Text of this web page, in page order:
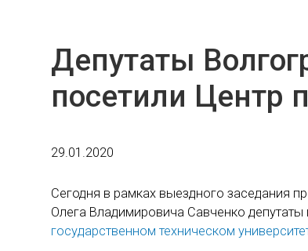
Депутаты
посетили Центр
29.01.2020
Сегодня в рамках выездного заседания
Олега Владимировича Савченко
государственном техническом